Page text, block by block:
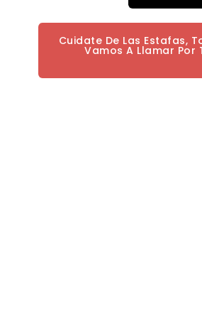
Cuidate De Las Estafas,
Vamos A Llamar Por